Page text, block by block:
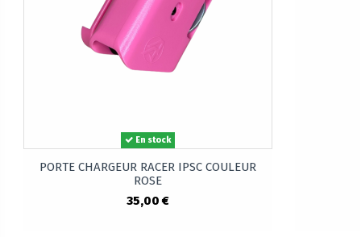
En stock
PORTE CHARGEUR RACER IPSC COULEUR
ROSE
35,00 €